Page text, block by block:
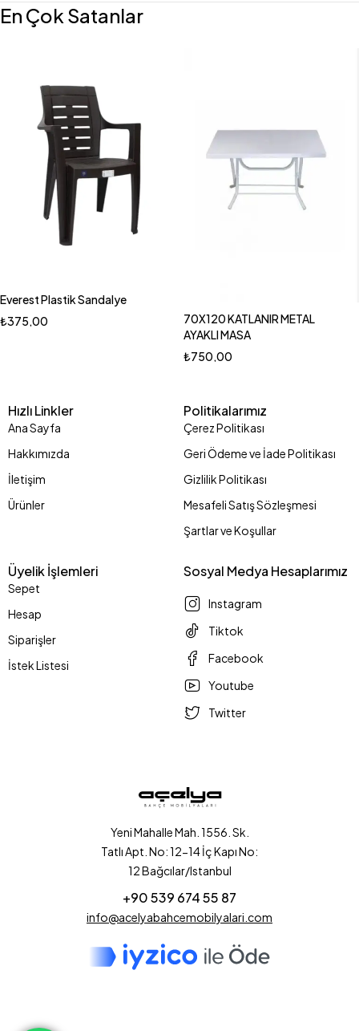
En Çok Satanlar
Everest Plastik Sandalye
₺375,00
70X120 KATLANIR METAL
AYAKLI MASA
₺750,00
Hızlı Linkler
Ana Sayfa
Hakkımızda
İletişim
Ürünler
Politikalarımız
Çerez Politikası
Geri Ödeme ve İade Politikası
Gizlilik Politikası
Mesafeli Satış Sözleşmesi
Şartlar ve Koşullar
Üyelik İşlemleri
Sepet
Hesap
Siparişler
İstek Listesi
Sosyal Medya Hesaplarımız
Instagram
Tiktok
Facebook
Youtube
Twitter
Yeni Mahalle Mah. 1556. Sk.
Tatlı Apt. No: 12-14 İç Kapı No:
12 Bağcılar/Istanbul
+90 539 674 55 87
info@acelyabahcemobilyalari.com